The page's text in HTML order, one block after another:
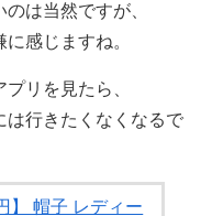
は当然ですが、
感じますね。
リを見たら、
は行きたくなくなるで
】 帽子 レディー